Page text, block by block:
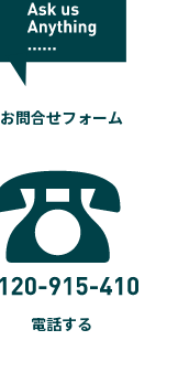
お問合せフォーム
電話する